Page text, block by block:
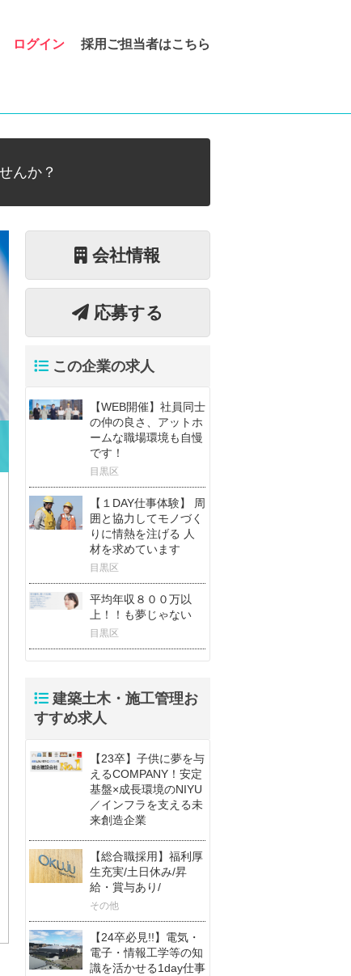
ログイン 採用ご担当者はこちら
んか？
会社情報
応募する
この企業の求人
【WEB開催】社員同士
の仲の良さ、アットホ
ームな職場環境も自慢
です！
目黒区
【１DAY仕事体験】 周
囲と協力してモノづく
りに情熱を注げる 人
材を求めています
目黒区
平均年収８００万以
上！！も夢じゃない
目黒区
建築土木・施工管理お
すすめ求人
【23卒】子供に夢を与
えるCOMPANY！安定
基盤×成長環境のNIYU
／インフラを支える未
来創造企業
【総合職採用】福利厚
生充実/土日休み/昇
給・賞与あり/
その他
【24卒必見!!】電気・
電子・情報工学等の知
識を活かせる1day仕事